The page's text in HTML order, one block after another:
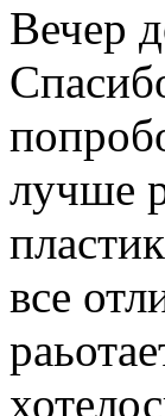
Вечер
лучше
все